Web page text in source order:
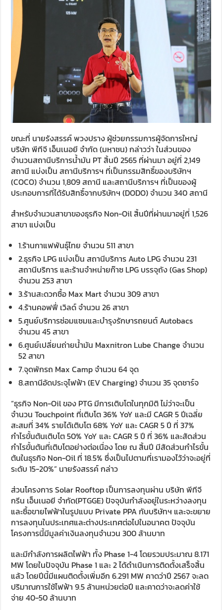
ขณะที่ นายรังสรรค์ พวงปราง ผู้ช่วยกรรมการผู้จัดการใหญ่
บริษัท พีทีจี เอ็นเนอยี จำกัด (มหาชน) กล่าวว่า ในส่วนของ
จำนวนสถานีบริการน้ำมัน PT สิ้นปี 2565 ที่ผ่านมา อยู่ที่ 2,149
สถานี แบ่งเป็น สถานีบริการฯ ที่เป็นกรรมสิทธิ์ของบริษัทฯ
(COCO) จำนวน 1,809 สถานี และสถานีบริการฯ ที่เป็นของผู้
ประกอบการที่ได้รับสิทธิ์จากบริษัทฯ (DODO) จำนวน 340 สถานี
สำหรับจำนวนสาขาของธุรกิจ Non-Oil สิ้นปีที่ผ่านมาอยู่ที่ 1,526
สาขา แบ่งเป็น
1.ร้านกาแฟพันธุ์ไทย จำนวน 511 สาขา
2.ธุรกิจ LPG แบ่งเป็น สถานีบริการ Auto LPG จำนวน 231
สถานีบริการ และร้านจำหน่ายก๊าซ LPG บรรจุถัง (Gas Shop)
จำนวน 253 สาขา
3.ร้านสะดวกซื้อ Max Mart จำนวน 309 สาขา
4.ร้านคอฟฟี่ เวิลด์ จำนวน 26 สาขา
5.ศูนย์บริการซ่อมแซมและบำรุงรักษารถยนต์ Autobacs
จำนวน 45 สาขา
6.ศูนย์เปลี่ยนถ่ายน้ำมัน Maxnitron Lube Change จำนวน
52 สาขา
7.จุดพักรถ Max Camp จำนวน 64 จุด
8.สถานีอัดประจุไฟฟ้า (EV Charging) จำนวน 35 จุดชาร์จ
“ธุรกิจ Non-Oil ของ PTG มีการเติบโตในทุกมิติ ไม่ว่าจะเป็น
จำนวน Touchpoint ที่เติบโต 36% YoY และมี CAGR 5 ปีเฉลี่ย
สะสมที่ 34% รายได้เติบโต 68% YoY และ CAGR 5 ปี ที่ 37%
กำไรขั้นต้นเติบโต 50% YoY และ CAGR 5 ปี ที่ 36% และสัดส่วน
กำไรขั้นต้นที่เติบโตอย่างต่อเนื่อง โดย ณ สิ้นปี มีสัดส่วนกำไรขั้น
ต้นในธุรกิจ Non-Oil ที่ 18.5% ซึ่งเป็นไปตามที่เรามองไว้ว่าจะอยู่ที่
ระดับ 15-20%” นายรังสรรค์ กล่าว
ส่วนโครงการ Solar Rooftop เป็นการลงทุนผ่าน บริษัท พีทีจี
กรีน เอ็นเนอยี จำกัด(PTGGE) ปัจจุบันกำลังอยู่ในระหว่างลงทุน
และซื้อขายไฟฟ้าในรูปแบบ Private PPA กับบริษัทฯ และจะขยาย
การลงทุนในประเทศและต่างประเทศต่อไปในอนาคต ปัจจุบัน
โครงการนี้มีมูลค่าเงินลงทุนจำนวน 300 ล้านบาท
และมีกำลังการผลิตไฟฟ้า ทั้ง Phase 1-4 โดยรวมประมาณ 8.171
MW โดยในปัจจุบัน Phase 1 และ 2 ได้ดำเนินการติดตั้งเสร็จสิ้น
แล้ว โดยปีนี้มีแผนติดตั้งเพิ่มอีก 6.291 MW คาดว่าปี 2567 จะลด
ปริมาณการใช้ไฟฟ้า 9.5 ล้านหน่วยต่อปี และคาดว่าจะลดค่าใช้
จ่าย 40-50 ล้านบาท